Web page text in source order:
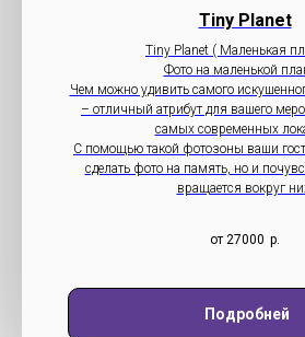
Tiny Planet
Tiny Planet ( Маленькая
Фото на маленькой
Чем можно удивить самого
– отличный атрибут для вашего
самых современных
С помощью такой фотозоны ваши
сделать фото на память, но и
вращается вокруг
от 27000 р.
Подробней